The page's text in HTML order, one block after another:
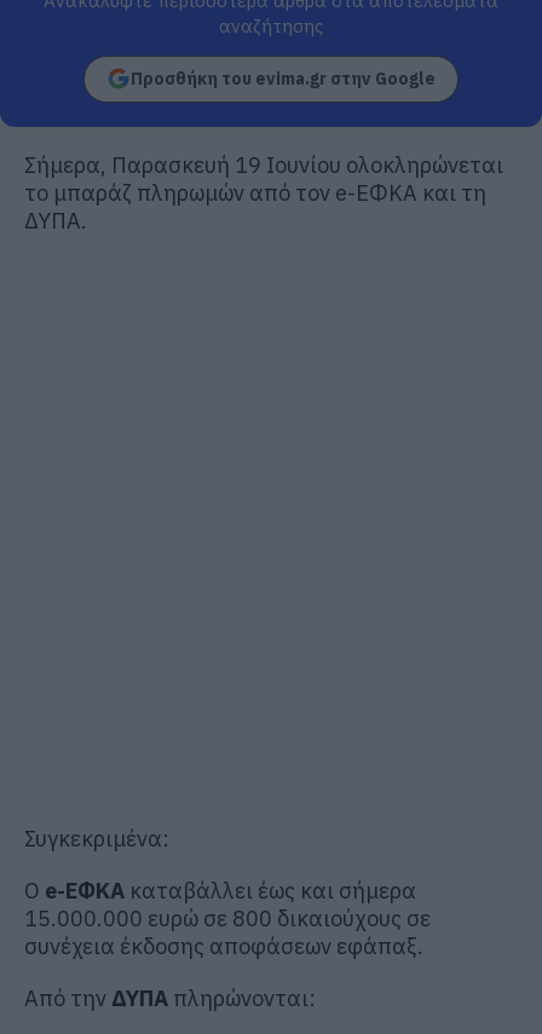
αναζήτησης
Προσθήκη του evima.gr στην Google
Σήμερα, Παρασκευή 19 Ιουνίου ολοκληρώνεται
το μπαράζ πληρωμών από τον e-ΕΦΚΑ και τη
ΔΥΠΑ.
Συγκεκριμένα:
Ο e-ΕΦΚΑ καταβάλλει έως και σήμερα
15.000.000 ευρώ σε 800 δικαιούχους σε
συνέχεια έκδοσης αποφάσεων εφάπαξ.
Από την ΔΥΠΑ πληρώνονται: